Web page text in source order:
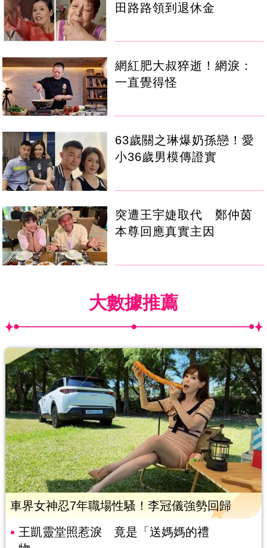
田路路領到退休金
網紅肥大叔猝逝！網淚：
一直覺得怪
63歲關之琳爆奶孫戀！愛
小36歲男模傳證實
突遭王宇婕取代 鄭仲茵
本尊回應真實主因
大數據推薦
車界女神忍7年職場性騷！李冠儀強勢回歸
王凱靈堂照惹淚 竟是「送媽媽的禮